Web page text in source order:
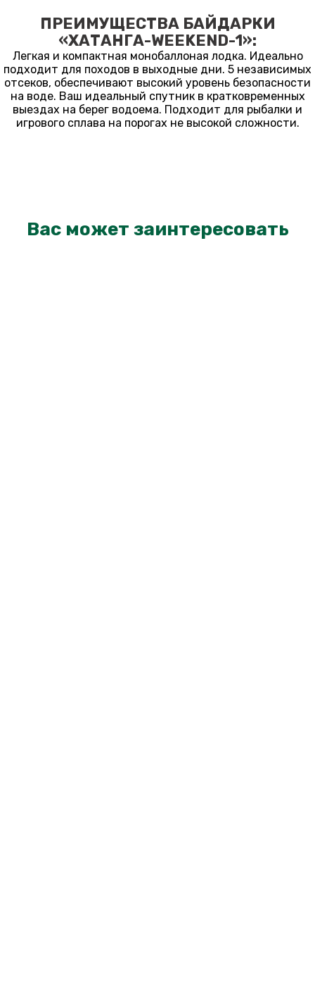
ПРЕИМУЩЕСТВА БАЙДАРКИ
«ХАТАНГА-WEEKEND-1»:
Легкая и компактная монобаллоная лодка. Идеально
подходит для походов в выходные дни. 5 независимых
отсеков, обеспечивают высокий уровень безопасности
на воде. Ваш идеальный спутник в кратковременных
выездах на берег водоема. Подходит для рыбалки и
игрового сплава на порогах не высокой сложности.
Вас может заинтересовать